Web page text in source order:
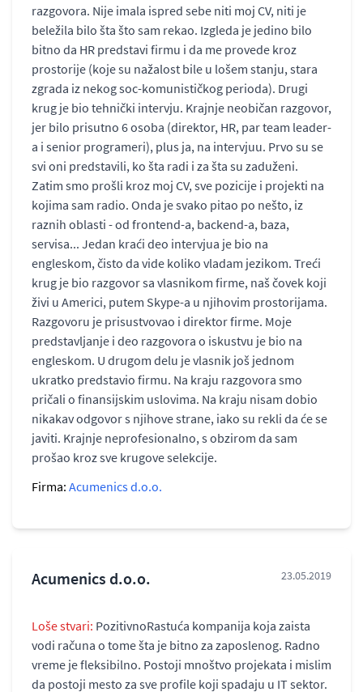
razgovora. Nije imala ispred sebe niti moj CV, niti je
beležila bilo šta što sam rekao. Izgleda je jedino bilo
bitno da HR predstavi firmu i da me provede kroz
prostorije (koje su nažalost bile u lošem stanju, stara
zgrada iz nekog soc-komunističkog perioda). Drugi
krug je bio tehnički intervju. Krajnje neobičan razgovor,
jer bilo prisutno 6 osoba (direktor, HR, par team leader-
a i senior programeri), plus ja, na intervjuu. Prvo su se
svi oni predstavili, ko šta radi i za šta su zaduženi.
Zatim smo prošli kroz moj CV, sve pozicije i projekti na
kojima sam radio. Onda je svako pitao po nešto, iz
raznih oblasti - od frontend-a, backend-a, baza,
servisa... Jedan kraći deo intervjua je bio na
engleskom, čisto da vide koliko vladam jezikom. Treći
krug je bio razgovor sa vlasnikom firme, naš čovek koji
živi u Americi, putem Skype-a u njihovim prostorijama.
Razgovoru je prisustvovao i direktor firme. Moje
predstavljanje i deo razgovora o iskustvu je bio na
engleskom. U drugom delu je vlasnik još jednom
ukratko predstavio firmu. Na kraju razgovora smo
pričali o finansijskim uslovima. Na kraju nisam dobio
nikakav odgovor s njihove strane, iako su rekli da će se
javiti. Krajnje neprofesionalno, s obzirom da sam
prošao kroz sve krugove selekcije.
Firma: Acumenics d.o.o.
Acumenics d.o.o. 23.05.2019
Loše stvari: PozitivnoRastuća kompanija koja zaista
vodi računa o tome šta je bitno za zaposlenog. Radno
vreme je fleksibilno. Postoji mnoštvo projekata i mislim
da postoji mesto za sve profile koji spadaju u IT sektor.